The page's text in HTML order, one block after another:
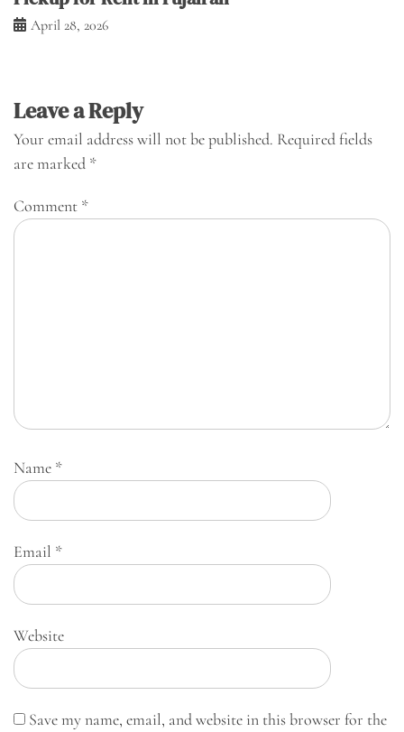
April 28, 2026
Leave a Reply
Your email address will not be published. Required fields
are marked *
Comment *
Name *
Email *
Website
Save my name, email, and website in this browser for the